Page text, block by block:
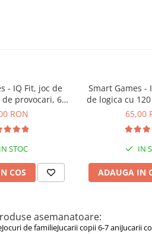
- IQ Fit, joc de
provocari, 6+
aniRON
IN STOC
COS
Smart Games -
de logica cu
8+
65,00
IN
ADAUGA IN
asemanatoare:
Jocuri de familieJucarii copii 6-7 aniJucarii